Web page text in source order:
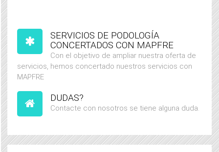
SERVICIOS DE PODOLOGÍA
CONCERTADOS CON MAPFRE
Con el objetivo de ampliar nuestra oferta de
servicios, hemos concertado nuestros servicios con
MAPFRE
DUDAS?
Contacte con nosotros se tiene alguna duda.